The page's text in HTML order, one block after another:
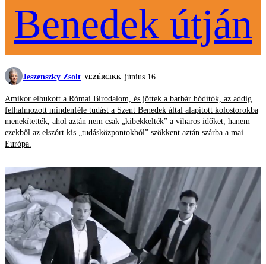
Benedek útján
Jeszenszky Zsolt VEZÉRCIKK június 16.
Amikor elbukott a Római Birodalom, és jöttek a barbár hódítók, az addig
felhalmozott mindenféle tudást a Szent Benedek által alapított kolostorokba
menekítették, ahol aztán nem csak „kibekkelték” a viharos időket, hanem
ezekből az elszórt kis „tudásközpontokból” szökkent aztán szárba a mai
Európa.